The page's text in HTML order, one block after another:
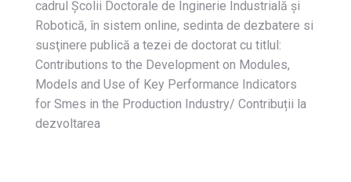
cadrul Școlii Doctorale de Inginerie Industrială și
Robotică, în sistem online, sedinta de dezbatere si
susţinere publică a tezei de doctorat cu titlul:
Contributions to the Development on Modules,
Models and Use of Key Performance Indicators
for Smes in the Production Industry/ Contribuții la
dezvoltarea